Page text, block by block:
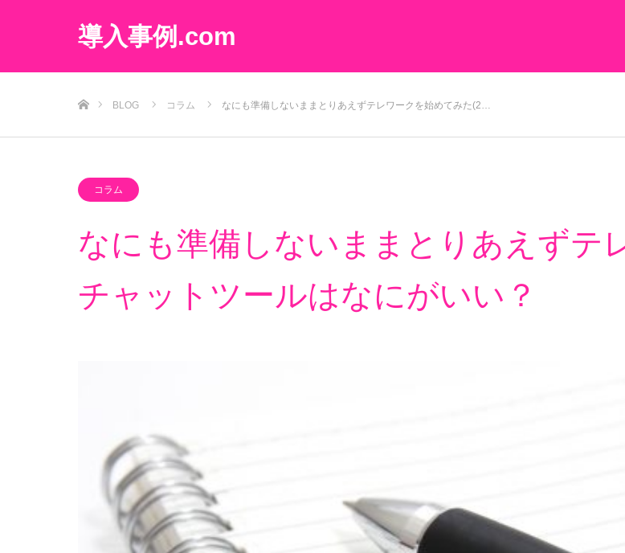
導入事例.com
BLOG コラム なにも準備しないままとりあえずテレワークを始めてみた(2…
コラム
なにも準備しないままとりあえずテ
チャットツールはなにがいい？